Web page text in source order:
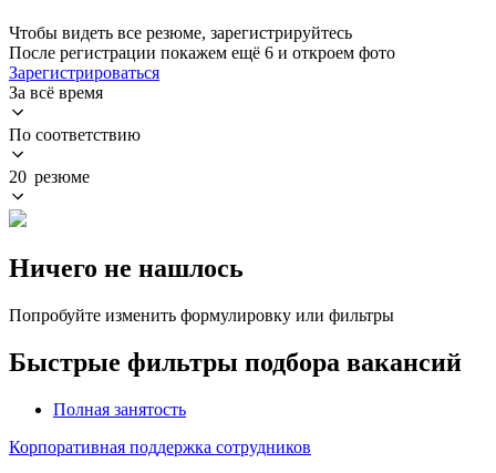
Чтобы видеть все резюме, зарегистрируйтесь
После регистрации покажем ещё 6 и откроем фото
Зарегистрироваться
За всё время
По соответствию
20 резюме
Ничего не нашлось
Попробуйте изменить формулировку или фильтры
Быстрые фильтры подбора вакансий
Полная занятость
Корпоративная поддержка сотрудников